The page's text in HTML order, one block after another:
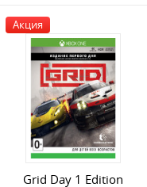
Акция
Grid Day 1 Edition